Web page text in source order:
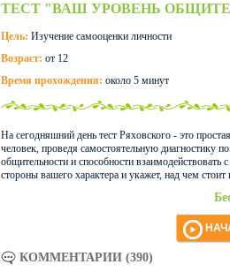
ТЕСТ "ВАШ УРОВЕНЬ
Цель: Изучение самооценки личности
Возраст: от 12
Время прохождения: около 5 минут
На сегодняшний день тест Ряховского - это
человек, проведя самостоятельную диагностику
общительности и способности
стороны вашего характера и укажет, над чем стоит
КОММЕНТАРИИ (390)